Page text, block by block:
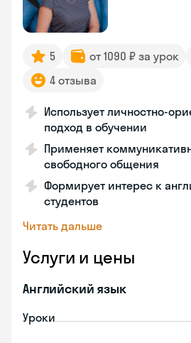
5 от 1090 ₽ за урок
4 отзыва
Использует личностно-
подход в обучении
Применяет
свободного общения
Формирует интерес к
студентов
Читать дальше
Услуги и цены
Английский язык
Уроки